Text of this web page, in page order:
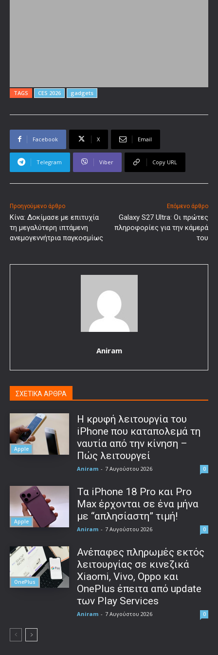
TAGS CES 2026 gadgets
Facebook X Email
Telegram Viber Copy URL
Προηγούμενο άρθρο
Κίνα: Δοκίμασε με επιτυχία
τη μεγαλύτερη ιπτάμενη
ανεμογεννήτρια παγκοσμίως
Επόμενο άρθρο
Galaxy S27 Ultra: Οι πρώτες
πληροφορίες για την κάμερά
του
Aniram
ΣΧΕΤΙΚΑ ΑΡΘΡΑ
Apple
Η κρυφή λειτουργία του
iPhone που καταπολεμά τη
ναυτία από την κίνηση –
Πώς λειτουργεί
Aniram - 7 Αυγούστου 2026 0
Apple
Τα iPhone 18 Pro και Pro
Max έρχονται σε ένα μήνα
με “απλησίαστη” τιμή!
Aniram - 7 Αυγούστου 2026 0
OnePlus
Ανέπαφες πληρωμές εκτός
λειτουργίας σε κινεζικά
Xiaomi, Vivo, Oppo και
OnePlus έπειτα από update
των Play Services
Aniram - 7 Αυγούστου 2026 0